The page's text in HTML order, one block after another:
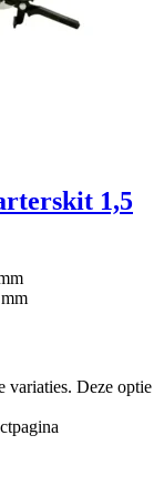
1,5
variaties. Deze optie